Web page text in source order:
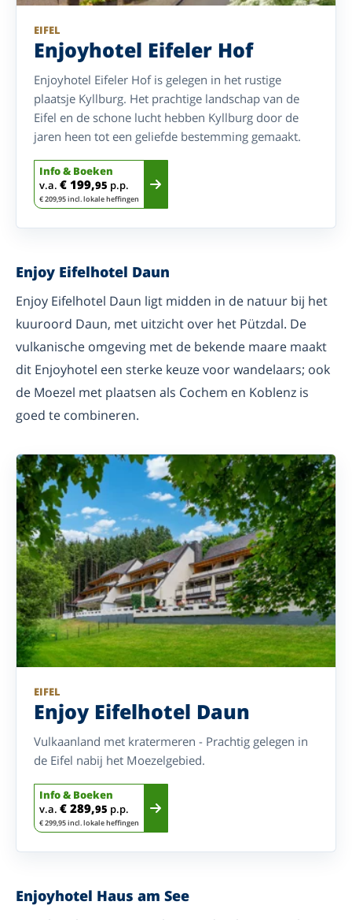
EIFEL
Enjoyhotel Eifeler Hof
Enjoyhotel Eifeler Hof is gelegen in het rustige
plaatsje Kyllburg. Het prachtige landschap van de
Eifel en de schone lucht hebben Kyllburg door de
jaren heen tot een geliefde bestemming gemaakt.
Info & Boeken
v.a. € 199,95 p.p.
€ 209,95 incl. lokale heffingen
Enjoy Eifelhotel Daun
Enjoy Eifelhotel Daun ligt midden in de natuur bij het
kuuroord Daun, met uitzicht over het Pützdal. De
vulkanische omgeving met de bekende maare maakt
dit Enjoyhotel een sterke keuze voor wandelaars; ook
de Moezel met plaatsen als Cochem en Koblenz is
goed te combineren.
EIFEL
Enjoy Eifelhotel Daun
Vulkaanland met kratermeren - Prachtig gelegen in
de Eifel nabij het Moezelgebied.
Info & Boeken
v.a. € 289,95 p.p.
€ 299,95 incl. lokale heffingen
Enjoyhotel Haus am See